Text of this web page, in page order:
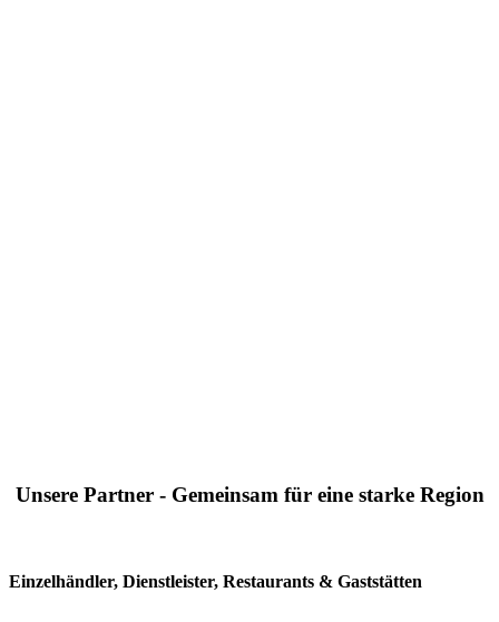
Unsere Partner - Gemeinsam für eine starke Region
Einzelhändler, Dienstleister, Restaurants & Gaststätten